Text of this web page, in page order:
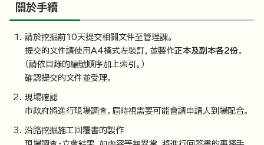
關於手續
請於挖掘前10天提交相關文件至管理課。
提交的文件請使用A4橫式左裝訂，並製作正本及副本各2份。
（請依目錄的編號順序加上索引。）
確認提交的文件並受理。
現場確認
市政府將進行現場調查。屆時視需要可能會請申請人到場配合。
沿路挖掘施工回覆書的製作